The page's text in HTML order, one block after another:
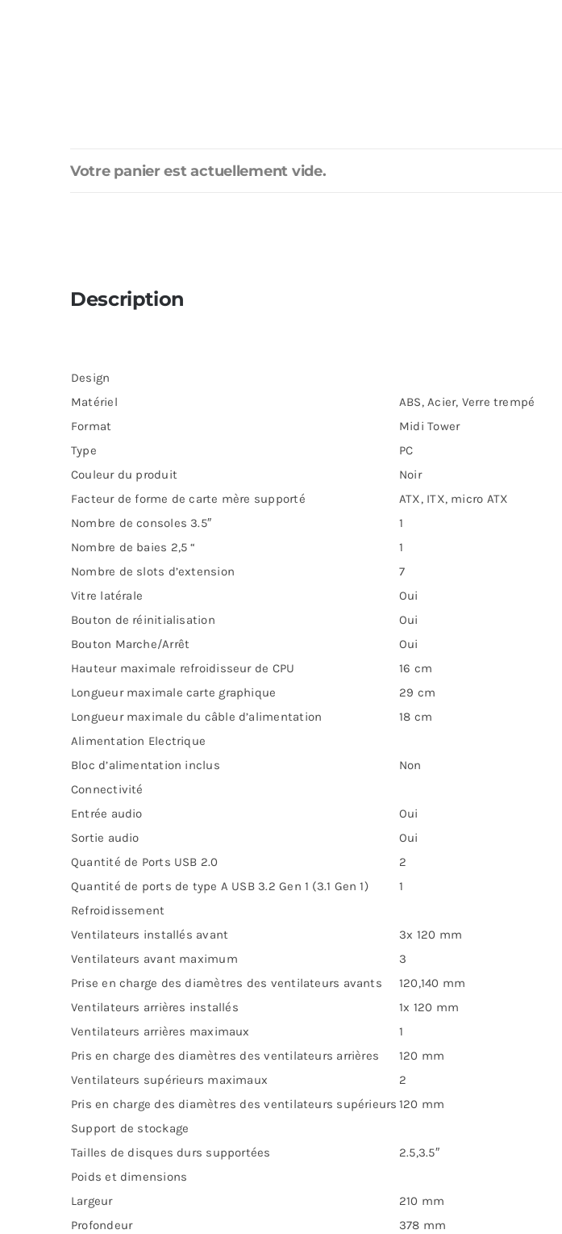
Votre panier est actuellement vide.
Description
Design
Matériel
ABS, Acier, Verre trempé
Format
Midi Tower
Type
PC
Couleur du produit
Noir
Facteur de forme de carte mère supporté
ATX, ITX, micro ATX
Nombre de consoles 3.5″
1
Nombre de baies 2,5 “
1
Nombre de slots d’extension
7
Vitre latérale
Oui
Bouton de réinitialisation
Oui
Bouton Marche/Arrêt
Oui
Hauteur maximale refroidisseur de CPU
16 cm
Longueur maximale carte graphique
29 cm
Longueur maximale du câble d’alimentation
18 cm
Alimentation Electrique
Bloc d’alimentation inclus
Non
Connectivité
Entrée audio
Oui
Sortie audio
Oui
Quantité de Ports USB 2.0
2
Quantité de ports de type A USB 3.2 Gen 1 (3.1 Gen 1)
1
Refroidissement
Ventilateurs installés avant
3x 120 mm
Ventilateurs avant maximum
3
Prise en charge des diamètres des ventilateurs avants
120,140 mm
Ventilateurs arrières installés
1x 120 mm
Ventilateurs arrières maximaux
1
Pris en charge des diamètres des ventilateurs arrières
120 mm
Ventilateurs supérieurs maximaux
2
Pris en charge des diamètres des ventilateurs supérieurs 120 mm
Support de stockage
Tailles de disques durs supportées
2.5,3.5″
Poids et dimensions
Largeur
210 mm
Profondeur
378 mm